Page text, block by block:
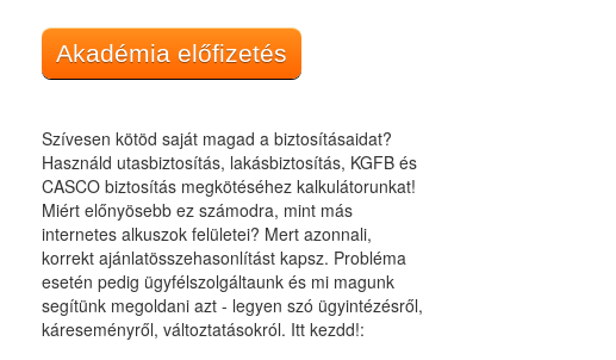
Akadémia előfizetés
Szívesen kötöd saját magad a biztosításaidat?
Használd utasbiztosítás, lakásbiztosítás, KGFB és
CASCO biztosítás megkötéséhez kalkulátorunkat!
Miért előnyösebb ez számodra, mint más
internetes alkuszok felületei? Mert azonnali,
korrekt ajánlatösszehasonlítást kapsz. Probléma
esetén pedig ügyfélszolgáltaunk és mi magunk
segítünk megoldani azt - legyen szó ügyintézésről,
káreseményről, változtatásokról. Itt kezdd!: